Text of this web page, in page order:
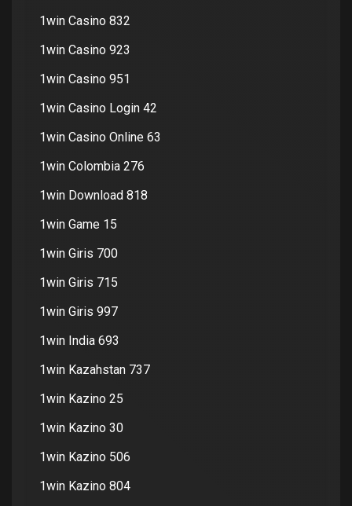
1win Casino 832
1win Casino 923
1win Casino 951
1win Casino Login 42
1win Casino Online 63
1win Colombia 276
1win Download 818
1win Game 15
1win Giris 700
1win Giris 715
1win Giris 997
1win India 693
1win Kazahstan 737
1win Kazino 25
1win Kazino 30
1win Kazino 506
1win Kazino 804